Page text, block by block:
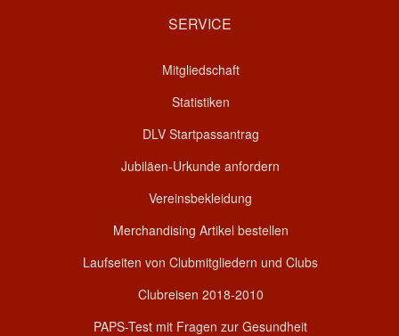
SERVICE
Mitgliedschaft
Statistiken
DLV Startpassantrag
Jubiläen-Urkunde anfordern
Vereinsbekleidung
Merchandising Artikel bestellen
Laufseiten von Clubmitgliedern und Clubs
Clubreisen 2018-2010
PAPS-Test mit Fragen zur Gesundheit